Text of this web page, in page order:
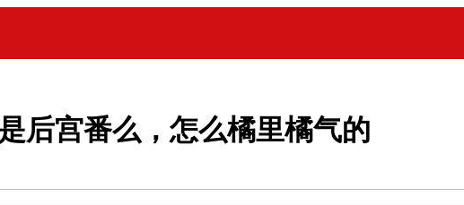
后宫番么，怎么橘里橘气的